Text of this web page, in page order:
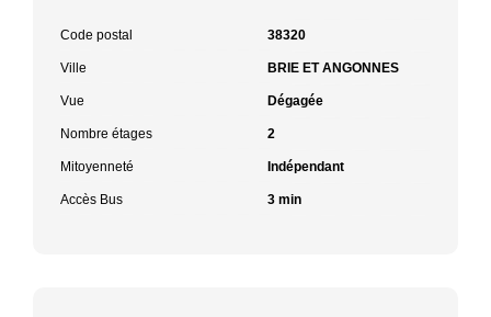
Code postal 38320
Ville BRIE ET ANGONNES
Vue Dégagée
Nombre étages 2
Mitoyenneté Indépendant
Accès Bus 3 min